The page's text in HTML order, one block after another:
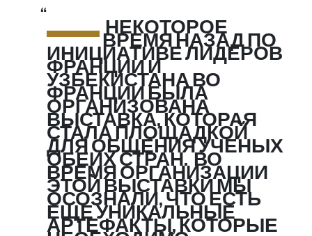
— НЕКОТОРОЕ
ВРЕМЯ НАЗАД ПО
ИНИЦИАТИВЕ ЛИДЕРОВ
ФРАНЦИИ И
УЗБЕКИСТАНА ВО
ФРАНЦИИ БЫЛА
ОРГАНИЗОВАНА
ВЫСТАВКА, КОТОРАЯ
СТАЛА ПЛОЩАДКОЙ
ДЛЯ ОБЩЕНИЯ УЧЕНЫХ
ОБЕИХ СТРАН. ВО
ВРЕМЯ ОРГАНИЗАЦИИ
ЭТОЙ ВЫСТАВКИ МЫ
ОСОЗНАЛИ, ЧТО ЕСТЬ
ЕЩЕ УНИКАЛЬНЫЕ
АРТЕФАКТЫ, КОТОРЫЕ